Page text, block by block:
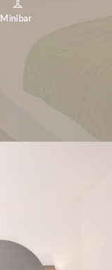
Minibar